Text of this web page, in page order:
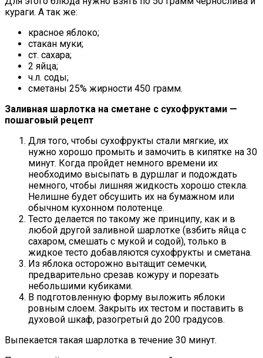
кураги. А так же:
красное яблоко;
стакан муки;
ст. сахара;
2 яйца;
ч.л. соды;
сметаны 25% жирности 450 грамм.
Заливная шарлотка на сметане с сухофруктами —
пошаговый рецепт
Для того, чтобы сухофрукты стали мягкие, их
нужно хорошо промыть и замочить в кипятке на 30
минут. Когда пройдет немного времени их
необходимо высыпать в дуршлаг и подождать
немного, чтобы лишняя жидкость хорошо стекла.
Нелишне будет обсушить их на бумажном или
обычном кухонном полотенце.
Тесто делается по такому же принципу, как и в
любой другой заливной шарлотке (взбить яйца с
сахаром, смешать с мукой и содой), только в
жидкое тесто добавляются сухофрукты и сметана.
Из яблока осторожно вытащит семечки,
предварительно срезав кожуру и порезать
небольшими кубиками.
В подготовленную форму выложить яблоки
ровным слоем. Закрыть их тестом и поставить в
духовой шкаф, разогретый до 200 градусов.
Выпекается такая шарлотка в течение 30 минут.